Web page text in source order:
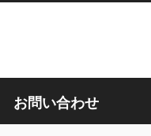
お問い合わせ